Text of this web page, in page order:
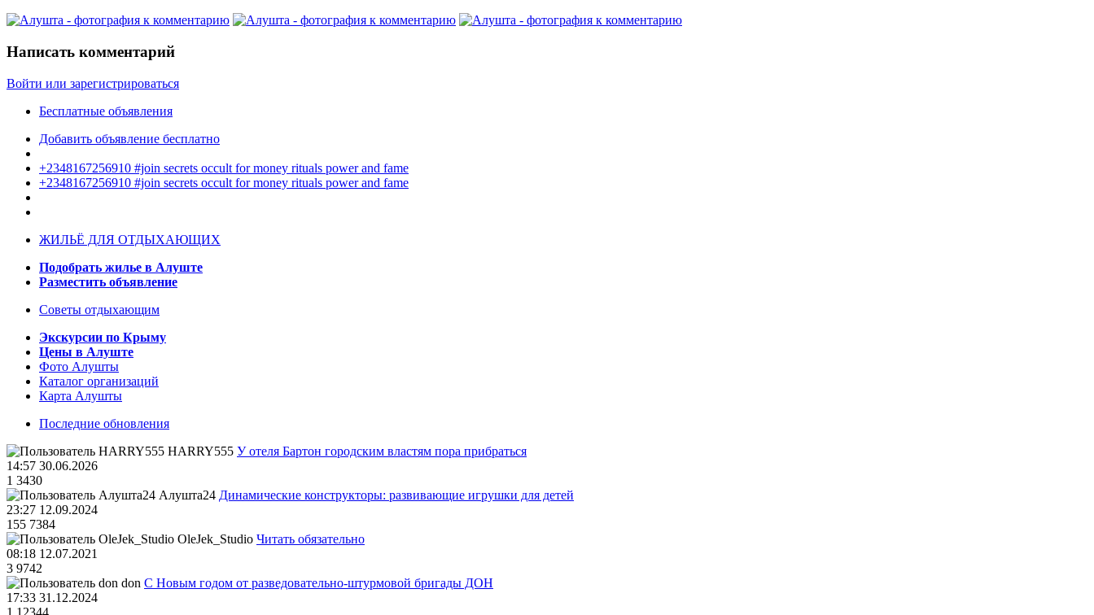
Написать комментарий
Войти или зарегистрироваться
Бесплатные объявления
Добавить объявление бесплатно
+2348167256910 #join secrets occult for money rituals power and fame
+2348167256910 #join secrets occult for money rituals power and fame
ЖИЛЬЁ ДЛЯ ОТДЫХАЮЩИХ
Подобрать жилье в Алуште
Разместить объявление
Советы отдыхающим
Экскурсии по Крыму
Цены в Алуште
Фото Алушты
Каталог организаций
Карта Алушты
Последние обновления
HARRY555 У отеля Бартон городским властям пора прибраться
14:57 30.06.2026
1 3430
Алушта24 Динамические конструкторы: развивающие игрушки для детей
23:27 12.09.2024
155 7384
OleJek_Studio Читать обязательно
08:18 12.07.2021
3 9742
don С Новым годом от разведовательно-штурмовой бригады ДОН
17:33 31.12.2024
1 12344